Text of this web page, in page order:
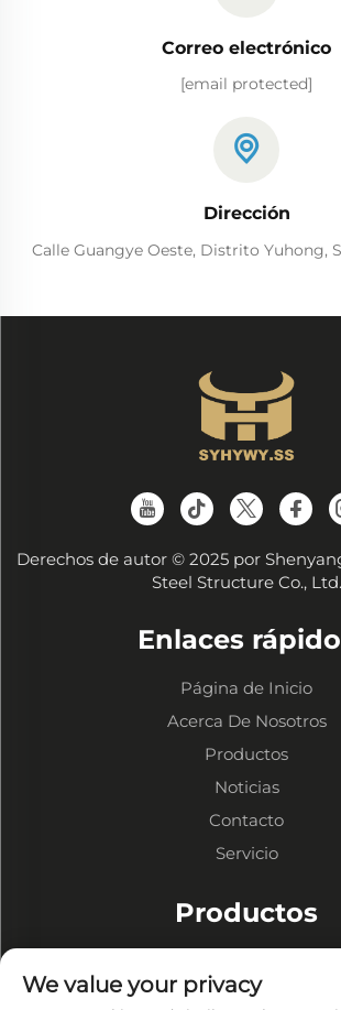
Correo electrónico
[email protected]
Dirección
Calle Guangye Oeste, Distrito Yuhong,
Derechos de autor © 2025 por
Steel Structure Co., Ltd.
Enlaces
Página de Inicio
Acerca De Nosotros
Productos
Noticias
Contacto
Servicio
Productos
Talleres de Estructuras
We value your privacy